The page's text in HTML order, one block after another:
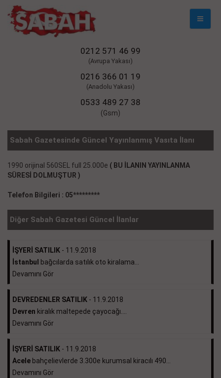
Mobil
0212 571 46 99
(Avrupa Yakası)
0216 366 01 19
(Anadolu Yakası)
0533 489 27 38
(Gsm)
Sabah Gazetesinde Güncel Yayınlanmış Vasıta İlanı
1990 orijinal 560SEL full 25.000e ( BU İLANIN YAYINLANMA
SÜRESİ DOLMUŞTUR )
Telefon Bilgileri : 05*********
Diğer Sabah Gazetesi Güncel İlanlar
İŞYERİ SATILIK - 11.9.2018
İstanbul
bağcılarda satılık oto kiralama...
Devamını Gör
DEVREDENLER SATILIK - 11.9.2018
Devren kiralık maltepede çayocağı....
Devamını Gör
İŞYERİ SATILIK - 11.9.2018
Acele bahçelievlerde 3.300e kurumsal kiracılı 490...
Devamını Gör